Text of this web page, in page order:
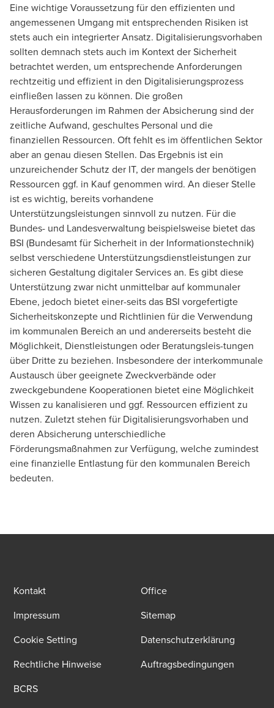
Eine wichtige Voraussetzung für den effizienten und
angemessenen Umgang mit entsprechenden Risiken ist
stets auch ein integrierter Ansatz. Digitalisierungsvorhaben
sollten demnach stets auch im Kontext der Sicherheit
betrachtet werden, um entsprechende Anforderungen
rechtzeitig und effizient in den Digitalisierungsprozess
einfließen lassen zu können. Die großen
Herausforderungen im Rahmen der Absicherung sind der
zeitliche Aufwand, geschultes Personal und die
finanziellen Ressourcen. Oft fehlt es im öffentlichen Sektor
aber an genau diesen Stellen. Das Ergebnis ist ein
unzureichender Schutz der IT, der mangels der benötigen
Ressourcen ggf. in Kauf genommen wird. An dieser Stelle
ist es wichtig, bereits vorhandene
Unterstützungsleistungen sinnvoll zu nutzen. Für die
Bundes- und Landesverwaltung beispielsweise bietet das
BSI (Bundesamt für Sicherheit in der Informationstechnik)
selbst verschiedene Unterstützungsdienstleistungen zur
sicheren Gestaltung digitaler Services an. Es gibt diese
Unterstützung zwar nicht unmittelbar auf kommunaler
Ebene, jedoch bietet einer-seits das BSI vorgefertigte
Sicherheitskonzepte und Richtlinien für die Verwendung
im kommunalen Bereich an und andererseits besteht die
Möglichkeit, Dienstleistungen oder Beratungsleis-tungen
über Dritte zu beziehen. Insbesondere der interkommunale
Austausch über geeignete Zweckverbände oder
zweckgebundene Kooperationen bietet eine Möglichkeit
Wissen zu kanalisieren und ggf. Ressourcen effizient zu
nutzen. Zuletzt stehen für Digitalisierungsvorhaben und
deren Absicherung unterschiedliche
Förderungsmaßnahmen zur Verfügung, welche zumindest
eine finanzielle Entlastung für den kommunalen Bereich
bedeuten.
Kontakt
Office
Impressum
Sitemap
Cookie Setting
Datenschutzerklärung
Rechtliche Hinweise
Auftragsbedingungen
BCRS